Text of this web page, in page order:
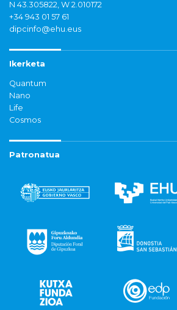
N 43.305822, W 2.010172
+34 943 01 57 61
dipcinfo@ehu.eus
Ikerketa
Quantum
Nano
Life
Cosmos
Patronatua